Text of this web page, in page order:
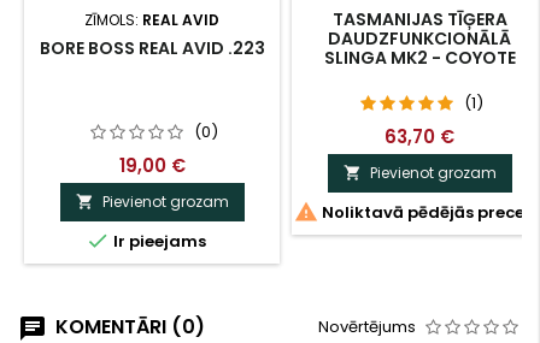
ZĪMOLS: REAL AVID
BORE BOSS REAL AVID .223
(0)
19,00 €
 Pievienot grozam
 Ir pieejams
TASMANIJAS TĪĢERA
DAUDZFUNKCIONĀLĀ
SLINGA MK2 - COYOTE
(1)
63,70 €
 Pievienot grozam
 Noliktavā pēdējās preces
KOMENTĀRI (0) Novērtējums